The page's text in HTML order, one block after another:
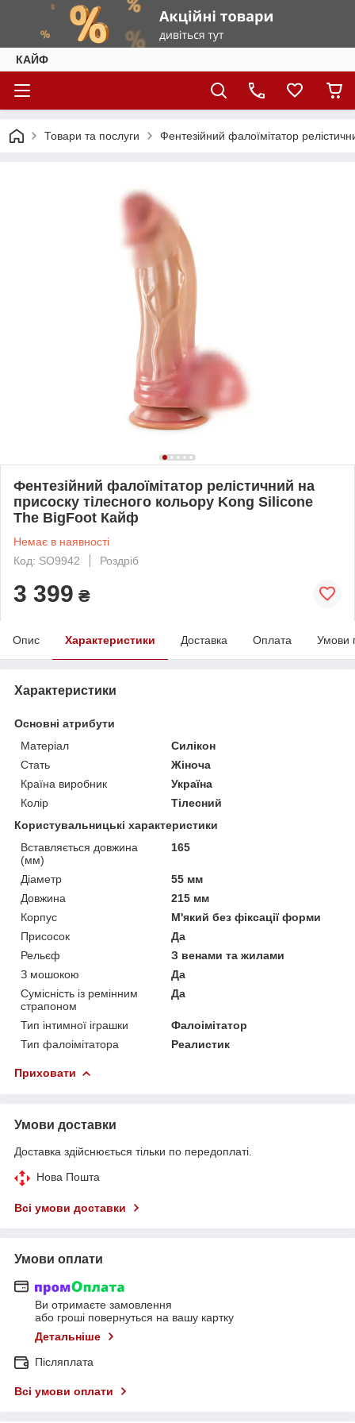
КАЙФ
Товари та послуги Фентезійний фалоїмітатор
Фентезійний фалоїмітатор релістичний на
присоску тілесного кольору Kong Silicone
The BigFoot Кайф
Немає в наявності
Код: SO9942
Роздріб
3 399 ₴
Опис Характеристики Доставка Оплата Умови
Характеристики
Основні атрибути
Матеріал
Силікон
Стать
Жіноча
Країна виробник
Україна
Колір
Тілесний
Користувальницькі характеристики
Вставляється довжина
(мм)
165
Діаметр
55 мм
Довжина
215 мм
Корпус
М'який без фіксації форми
Присосок
Да
Рельєф
З венами та жилами
З мошокою
Да
Сумісність із ремінним
страпоном
Да
Тип інтимної іграшки
Фалоімітатор
Тип фалоімітатора
Реалистик
Приховати
Умови доставки
Доставка здійснюється тільки по передоплаті.
Нова Пошта
Всі умови доставки
Умови оплати
Ви отримаєте замовлення
або гроші повернуться на вашу картку
Детальніше
Післяплата
Всі умови оплати